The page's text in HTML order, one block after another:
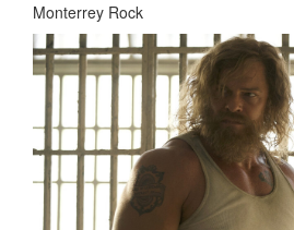
Monterrey Rock